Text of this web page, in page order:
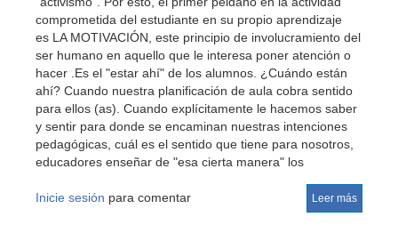
comprometida del estudiante en su propio aprendizaje
es LA MOTIVACIÓN, este principio de involucramiento del
ser humano en aquello que le interesa poner atención o
hacer .Es el "estar ahí" de los alumnos. ¿Cuándo están
ahí? Cuando nuestra planificación de aula cobra sentido
para ellos (as). Cuando explícitamente le hacemos saber
y sentir para donde se encaminan nuestras intenciones
pedagógicas, cuál es el sentido que tiene para nosotros,
educadores enseñar de "esa cierta manera" los
sectores de aprendizaje.
Leer más
Inicie sesión para comentar